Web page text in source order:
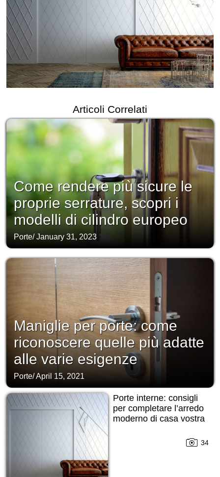
Articoli Correlati
Come rendere più sicure le
proprie serrature, scopri i
modelli di cilindro europeo
Porte/January 31, 2023
Maniglie per porte: come
riconoscere quelle più adatte
alle varie esigenze
Porte/April 15, 2021
Porte interne: consigli
per completare l’arredo
moderno di casa vostra
34